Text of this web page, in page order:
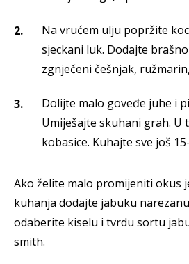
Na vrućem ulju popržite
sjeckani luk. Dodajte
zgnječeni češnjak,
Dolijte malo goveđe juhe i
Umiješajte skuhani grah. U
kobasice. Kuhajte sve još
Ako želite malo promijeniti okus
kuhanja dodajte jabuku
odaberite kiselu i tvrdu sortu
smith.